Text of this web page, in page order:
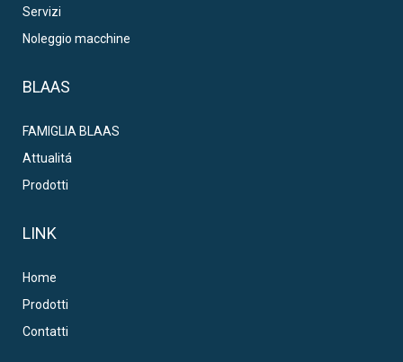
Servizi
Noleggio macchine
BLAAS
FAMIGLIA BLAAS
Attualitá
Prodotti
LINK
Home
Prodotti
Contatti